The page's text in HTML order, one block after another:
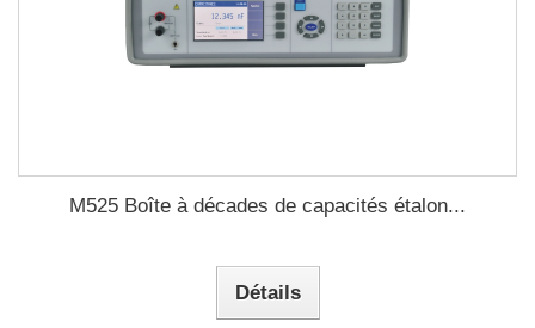
M525 Boîte à décades de capacités étalon...
Détails